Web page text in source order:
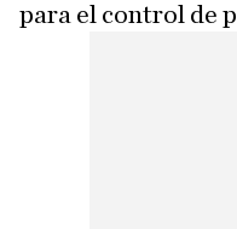
para el control de